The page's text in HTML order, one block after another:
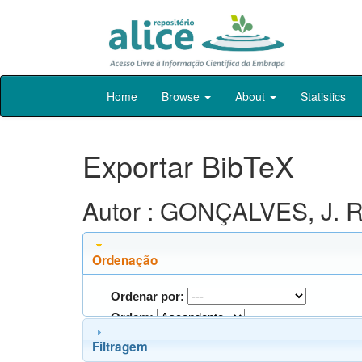
Skip
Home Browse About Statistics
Exportar BibTeX
Autor : GONÇALVES, J.
Ordenação
Ordenar por:
Ordem:
Filtragem